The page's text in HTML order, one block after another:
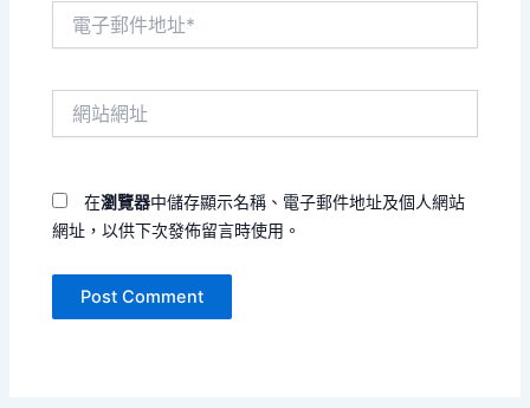
在瀏覽器中儲存顯示名稱、電子郵件地址及個人網站
網址，以供下次發佈留言時使用。